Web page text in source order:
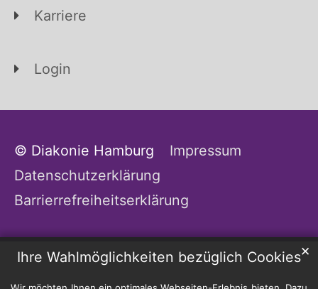
Ihre Wahlmöglichkeiten bezüglich Cookies✕
Karriere
Login
© Diakonie Hamburg
Impressum
Datenschutzerklärung
Barrierrefreiheitserklärung